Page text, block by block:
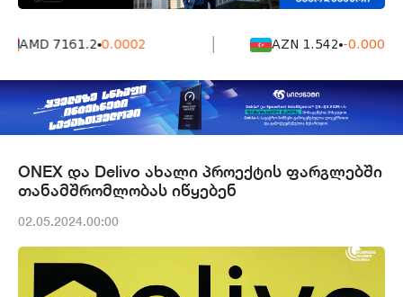
AMD 7161.2 0.0002 AZN 1.542 -0.0006
ONEX და Delivo ახალი პროექტის ფარგლებში
თანამშრომლობას იწყებენ
02.05.2024.00:00